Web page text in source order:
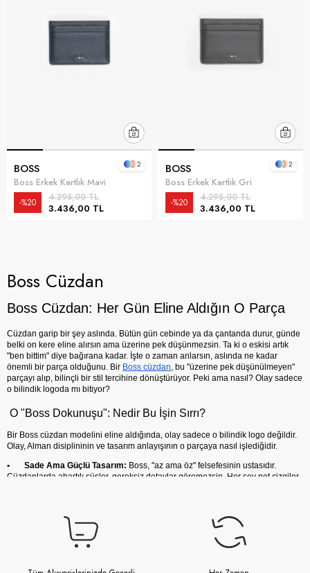
BOSS
Boss Erkek Kartlık Mavi
3.436,00 TL
4.295,00 TL
%20
2 BOSS
Boss Erkek Kartlık Gri
3.436,00 TL
4.295,00 TL
%20
2
Boss Cüzdan
Boss Cüzdan: Her Gün Eline Aldığın O Parça
Cüzdan garip bir şey aslında. Bütün gün cebinde ya da çantanda durur, günde
belki on kere eline alırsın ama üzerine pek düşünmezsin. Ta ki o eskisi artık
"ben bittim" diye bağırana kadar. İşte o zaman anlarsın, aslında ne kadar
önemli bir parça olduğunu. Bir Boss cüzdan, bu "üzerine pek düşünülmeyen"
parçayı alıp, bilinçli bir stil tercihine dönüştürüyor. Peki ama nasıl? Olay sadece
o bilindik logoda mı bitiyor?
O "Boss Dokunuşu": Nedir Bu İşin Sırrı?
Bir Boss cüzdan modelini eline aldığında, olay sadece o bilindik logo değildir.
Olay, Alman disiplininin ve tasarım anlayışının o parçaya nasıl işlediğidir.
•
Sade Ama Güçlü Tasarım: Boss, "az ama öz" felsefesinin ustasıdır.
Cüzdanlarda abartılı süsler, gereksiz detaylar göremezsin. Her şey net çizgiler,
Kalite Takıntısı:
Markanın en büyük takıntısı, hissedilir kalitedir. Kullanılan
derinin dokusu, dikişlerin kusursuzluğu, metal bir logonun o tok ağırlığı... Bütün
bunlar bir araya geldiğinde, o "premium" hissi yaratır. Bu, sadece bir görüntü
Maksimum İşlevsellik: Bir cüzdanın havalı görünmesi kadar, kullanışlı